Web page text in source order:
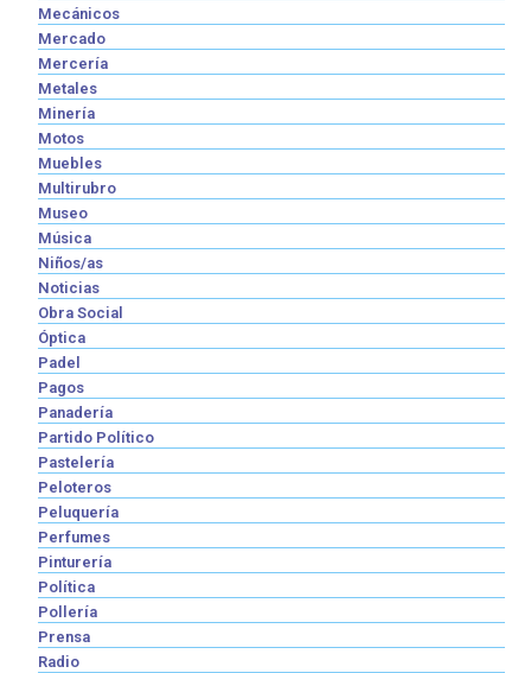
Mecánicos
Mercado
Mercería
Metales
Minería
Motos
Muebles
Multirubro
Museo
Música
Niños/as
Noticias
Obra Social
Óptica
Padel
Pagos
Panadería
Partido Político
Pastelería
Peloteros
Peluquería
Perfumes
Pinturería
Política
Pollería
Prensa
Radio